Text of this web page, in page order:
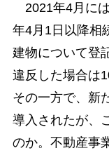
2021年4月に
年4月1日以降相
建物について登
違反した場合は
その一方で、新
導入されたが、
のか。不動産事